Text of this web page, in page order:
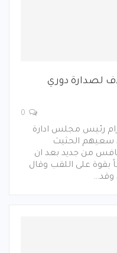
لصدارة دوري
رئيس مجلس ادارة
سعيهم الحثيث
من جديد بعد ان
بقوة على اللقب وقال
وقد…